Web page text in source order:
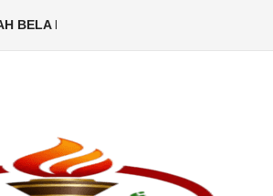
Kota Ambon memastikan puncak
NEGARA TINGKAT NASIONAL TAHUN
DPRD KOTA AMBON TETAPKAN